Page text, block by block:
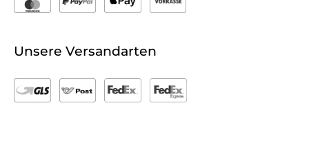
Unsere Versandarten